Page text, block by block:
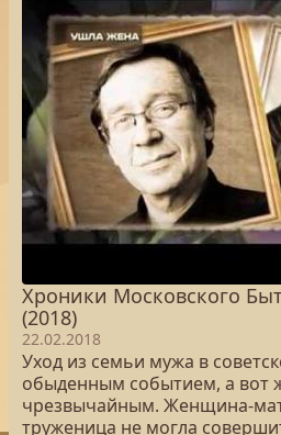
Хроники Московского
(2018)
22.02.2018
Уход из семьи мужа в
обыденным событием, а вот
чрезвычайным. Женщина-
труженица не могла